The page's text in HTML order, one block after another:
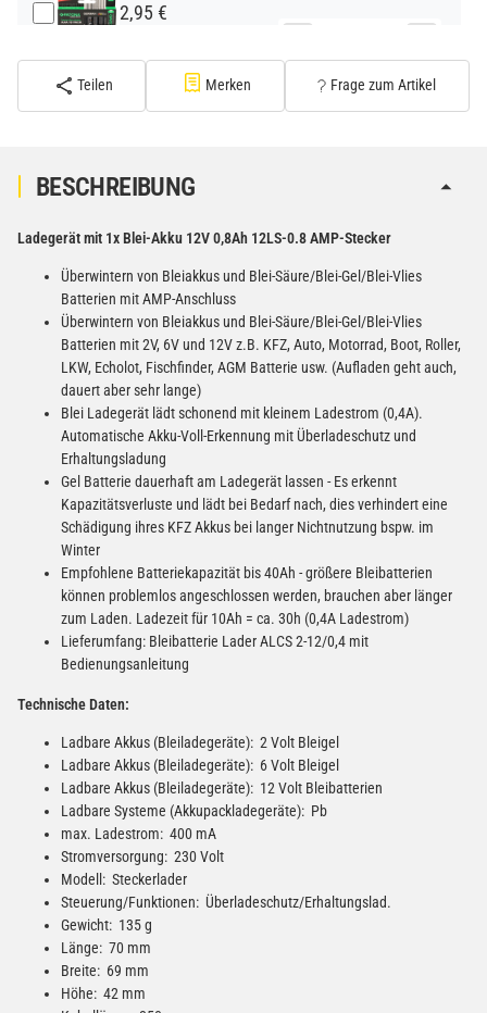
2,95 €
(Standard)
2,99 €
gem. SV188 ADR)
Verbatim Cool'n'Go AirJet Handventilator 4000mAh
Grau Lila
22,95 €
inkl. 19% USt. zzgl.
(Gefahrgut UN3480 Versand
gem. SV188 ADR)
1
Verbatim Cool'n'Go AirJet Handventilator Weiß Silber
4000mAh
inkl. 19% USt. zzgl.Versand
(Gefahrgut UN3480 Versand
gem. SV188 ADR)
− +
1
Teilen Merken Frage zum Artikel
BESCHREIBUNG
Ladegerät mit 1x Blei-Akku 12V 0,8Ah 12LS-0.8 AMP-Stecker
Überwintern von Bleiakkus und Blei-Säure/Blei-Gel/Blei-Vlies
Batterien mit AMP-Anschluss
Überwintern von Bleiakkus und Blei-Säure/Blei-Gel/Blei-Vlies
Batterien mit 2V, 6V und 12V z.B. KFZ, Auto, Motorrad, Boot, Roller,
LKW, Echolot, Fischfinder, AGM Batterie usw. (Aufladen geht auch,
dauert aber sehr lange)
Blei Ladegerät lädt schonend mit kleinem Ladestrom (0,4A).
Automatische Akku-Voll-Erkennung mit Überladeschutz und
Erhaltungsladung
Gel Batterie dauerhaft am Ladegerät lassen - Es erkennt
Kapazitätsverluste und lädt bei Bedarf nach, dies verhindert eine
Schädigung ihres KFZ Akkus bei langer Nichtnutzung bspw. im
Winter
Empfohlene Batteriekapazität bis 40Ah - größere Bleibatterien
können problemlos angeschlossen werden, brauchen aber länger
zum Laden. Ladezeit für 10Ah = ca. 30h (0,4A Ladestrom)
Lieferumfang: Bleibatterie Lader ALCS 2-12/0,4 mit
Bedienungsanleitung
Technische Daten:
Ladbare Akkus (Bleiladegeräte): 2 Volt Bleigel
Ladbare Akkus (Bleiladegeräte): 6 Volt Bleigel
Ladbare Akkus (Bleiladegeräte): 12 Volt Bleibatterien
Ladbare Systeme (Akkupackladegeräte): Pb
max. Ladestrom: 400 mA
Stromversorgung: 230 Volt
Modell: Steckerlader
Steuerung/Funktionen: Überladeschutz/Erhaltungslad.
Gewicht: 135 g
Länge: 70 mm
Breite: 69 mm
Höhe: 42 mm